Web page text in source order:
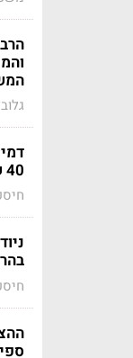
40 שנה ואיך מתמקחים